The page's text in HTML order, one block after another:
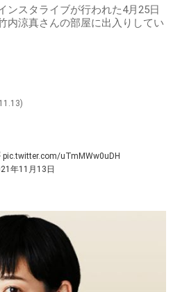
ンスタライブが行われた4月25日
内涼真さんの部屋に出入りしてい
pic.twitter.com/uTmMWw0uDH
年11月13日